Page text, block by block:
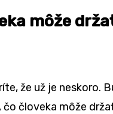
môže
že už je
človeka môže